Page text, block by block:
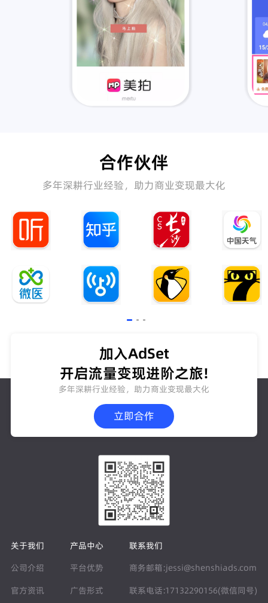
合作伙伴
多年深耕行业经验，助力商业变现最大化
加入AdSet
开启流量变现进阶之旅!
多年深耕行业经验，助力商业变现最大化
立即合作
关于我们
公司介绍
官方资讯
产品中心
平台优势
广告形式
联系我们
商务邮箱:jessi@shenshiads.com
联系电话:17132290156(微信同号)